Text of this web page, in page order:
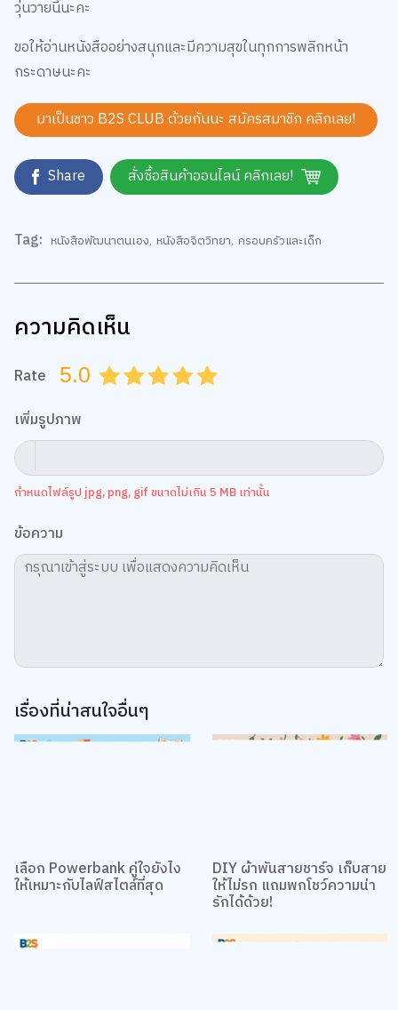
ขอให้อ่านหนังสืออย่างสนุกและมีความสุขในทุกการพลิกหน้า
กระดาษนะคะ
มาเป็นชาว B2S CLUB ด้วยกันนะ สมัครสมาชิกคลิกเลย!
Share สั่งซื้อสินค้าออนไลน์ คลิกเลย!
ความคิดเห็น
กำหนดไฟล์รูป jpg, png, gif ขนาดไม่เกิน 5 MB เท่านั้น
เรื่องที่น่าสนใจอื่นๆ
เลือก Powerbank คู่ใจยังไง
ให้เหมาะกับไลฟ์สไตล์ที่สุด
DIY ผ้าพันสายชาร์จ เก็บสาย
ให้ไม่รก แถมพกโชว์ความน่า
รักได้ด้วย!
ว่าผู้ใช้งานมาจากที่ใด คุณสามารถเลือกตั้งค่าความยินยอมการใช้คุกกี้ได้ โดย